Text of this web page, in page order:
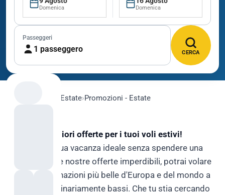
Domenica Domenica
Passeggeri
1 passeggero CERCA
Estate›Promozioni - Estate
Scopri le migliori offerte per i tuoi voli estivi!
Organizza la tua vacanza ideale senza spendere una
fortuna. Con le nostre offerte imperdibili, potrai volare
verso le destinazioni più belle d'Europa e del mondo a
prezzi straordinariamente bassi. Che tu stia cercando